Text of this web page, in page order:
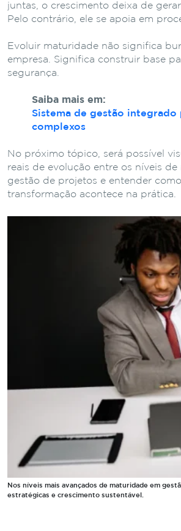
juntas, o crescimento deixa de
Pelo contrário, ele se apoia em
Evoluir maturidade não significa
empresa. Significa construir base
segurança.
Saiba mais em:
Sistema de gestão integrado
complexos
No próximo tópico, será possível
reais de evolução entre os níveis
gestão de projetos e entender
transformação acontece na prática.
Nos níveis mais avançados de maturidade em
estratégicas e crescimento sustentável.